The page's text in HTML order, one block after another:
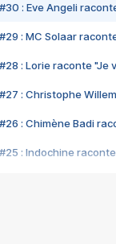
#30 : Eve Angeli
#29 : MC Solaar
#28 : Lorie raconte "Je
#27 : Christophe
#26 : Chimène Badi
#25 : Indochine